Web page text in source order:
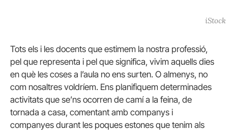
iStock
Tots els i les docents que estimem la nostra professió,
pel que representa i pel que significa, vivim aquells dies
en què les coses a l’aula no ens surten. O almenys, no
com nosaltres voldríem. Ens planifiquem determinades
activitats que se’ns ocorren de camí a la feina, de
tornada a casa, comentant amb companys i
companyes durant les poques estones que tenim als